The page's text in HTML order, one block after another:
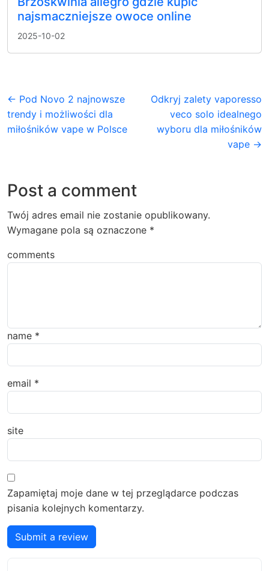
najsmaczniejsze owoce online
2025-10-02
← Pod Novo 2 najnowsze
trendy i możliwości dla
miłośników vape w Polsce
Odkryj zalety vaporesso
veco solo idealnego
wyboru dla miłośników
vape →
Post a comment
Twój adres email nie zostanie opublikowany.
Wymagane pola są oznaczone *
comments
name *
email *
site
Zapamiętaj moje dane w tej przeglądarce podczas
pisania kolejnych komentarzy.
Submit a review